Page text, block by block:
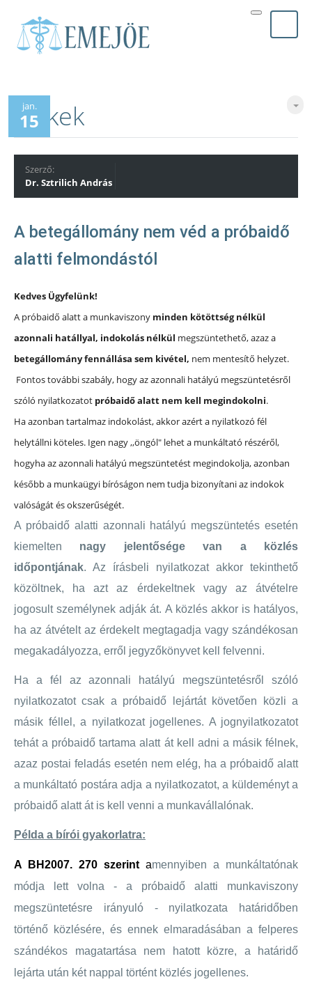
Cikkek
jan.
15
Szerző:
Dr. Sztrilich András
A betegállomány nem véd a próbaidő
Kedves Ügyfelünk!
A próbaidő alatt a munkaviszony minden kötöttség nélkül
azonnali hatállyal, indokolás nélkül megszüntethető, azaz a
betegállomány fennállása sem kivétel, nem mentesítő helyzet.
Fontos további szabály, hogy az azonnali hatályú megszüntetésről
szóló nyilatkozatot próbaidő alatt nem kell megindokolni.
Ha azonban tartalmaz indokolást, akkor azért a nyilatkozó fél
helytállni köteles. Igen nagy ,,öngól" lehet a munkáltató részéről,
hogyha az azonnali hatályú megszüntetést megindokolja, azonban
később a munkaügyi bíróságon nem tudja bizonyítani az indokok
valóságát és okszerűségét.
A próbaidő alatti azonnali hatályú megszüntetés esetén
kiemelten nagy jelentősége van a közlés
időpontjának. Az írásbeli nyilatkozat akkor tekinthető
közöltnek, ha azt az érdekeltnek vagy az átvételre
jogosult személynek adják át. A közlés akkor is hatályos,
ha az átvételt az érdekelt megtagadja vagy szándékosan
megakadályozza, erről jegyzőkönyvet kell felvenni.
Ha a fél az azonnali hatályú megszüntetésről szóló
nyilatkozatot csak a próbaidő lejártát követően közli a
másik féllel, a nyilatkozat jogellenes. A jognyilatkozatot
tehát a próbaidő tartama alatt át kell adni a másik félnek,
azaz postai feladás esetén nem elég, ha a próbaidő alatt
a munkáltató postára adja a nyilatkozatot, a küldeményt a
próbaidő alatt át is kell venni a munkavállalónak.
Példa a bírói gyakorlatra:
A BH2007. 270 szerint amennyiben a munkáltatónak
módja lett volna - a próbaidő alatti munkaviszony
megszüntetésre irányuló - nyilatkozata határidőben
történő közlésére, és ennek elmaradásában a felperes
szándékos magatartása nem hatott közre, a határidő
lejárta után két nappal történt közlés jogellenes.